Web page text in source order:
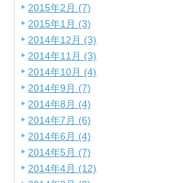
2015年2月 (7)
2015年1月 (3)
2014年12月 (3)
2014年11月 (3)
2014年10月 (4)
2014年9月 (7)
2014年8月 (4)
2014年7月 (6)
2014年6月 (4)
2014年5月 (7)
2014年4月 (12)